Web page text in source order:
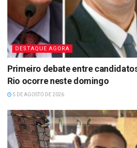
DESTAQUE AGORA
Primeiro debate entre
Rio ocorre neste domingo
5 DE AGOSTO DE 2026